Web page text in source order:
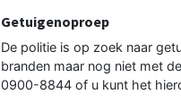
Getuigenoproep
De politie is op zoek naar
branden maar nog niet met
0900-8844 of u kunt het